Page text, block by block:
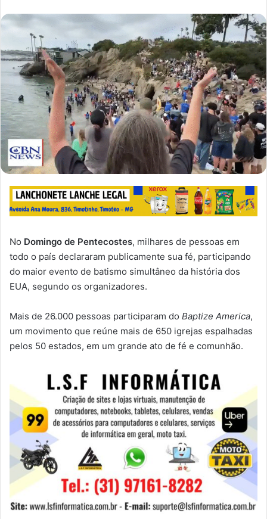
email
No Domingo de Pentecostes, milhares de pessoas em
todo o país declararam publicamente sua fé, participando
do maior evento de batismo simultâneo da história dos
EUA, segundo os organizadores.
Mais de 26.000 pessoas participaram do Baptize America,
um movimento que reúne mais de 650 igrejas espalhadas
pelos 50 estados, em um grande ato de fé e comunhão.